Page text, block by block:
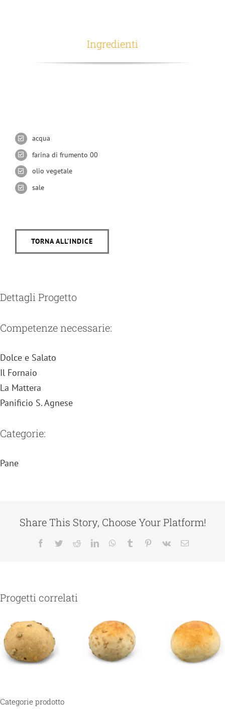
Ingredienti
acqua
farina di frumento 00
olio vegetale
sale
TORNA ALL’INDICE
Dettagli Progetto
Competenze necessarie:
Dolce e Salato
Il Fornaio
La Mattera
Panificio S. Agnese
Categorie:
Pane
Share This Story, Choose Your Platform!
Facebook
TwitterRedditLinkedInWhatsApp
Tumblr Pinterest
Vk Email
Progetti correlati
Categorie prodotto